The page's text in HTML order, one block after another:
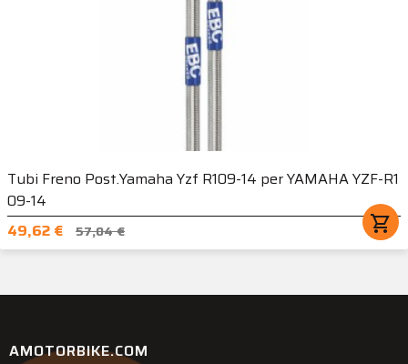
Tubi Freno Post.Yamaha Yzf R109-14 per YAMAHA YZF-R1
09-14
49,62 €
57,04 € shopping_cart
AMOTORBIKE.COM